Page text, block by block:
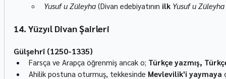
Yusuf u Züleyha (Divan edebiyatının ilk Yusuf u Züleyha
14. Yüzyıl Divan Şairleri
Gülşehrî (1250-1335)
Farsça ve Arapça öğrenmiş ancak o; Türkçe yazmış,
Ahilik postuna oturmuş, tekkesinde Mevlevilik'i yaymaya